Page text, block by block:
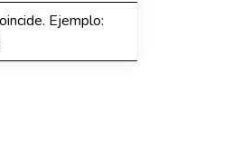
Ejemplo: